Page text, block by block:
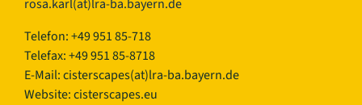
rosa.karl(at)lra-ba.bayern.de
Telefon: +49 951 85-718
Telefax: +49 951 85-8718
E-Mail:cisterscapes(at)lra-ba.bayern.de
Website: cisterscapes.eu